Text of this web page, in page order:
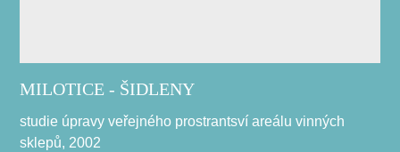
MILOTICE - ŠIDLENY
studie úpravy veřejného prostrantsví areálu vinných
sklepů, 2002